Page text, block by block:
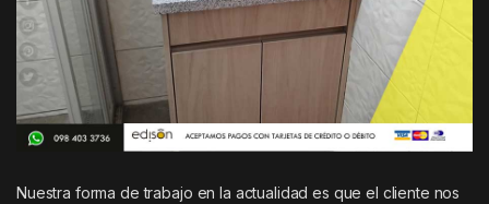
Nuestra forma de trabajo en la actualidad es que el cliente nos